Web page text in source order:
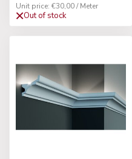
Unit price: €30,00 / Meter
Out of stock